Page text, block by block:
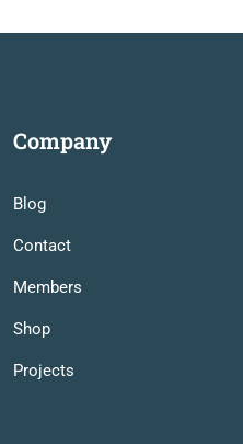
Company
Blog
Contact
Members
Shop
Projects